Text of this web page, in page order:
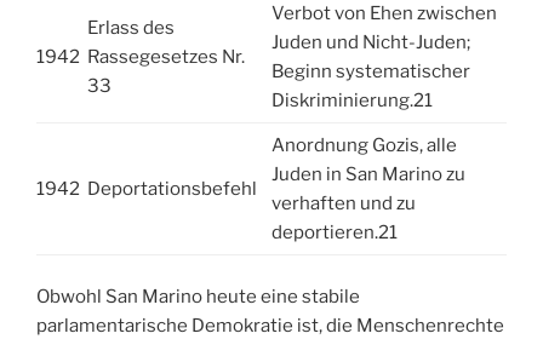
1942
Erlass des
Rassegesetzes Nr.
33
Verbot von Ehen zwischen
Juden und Nicht-Juden;
Beginn systematischer
Diskriminierung.21
1942 Deportationsbefehl
Anordnung Gozis, alle
Juden in San Marino zu
verhaften und zu
deportieren.21
Obwohl San Marino heute eine stabile
parlamentarische Demokratie ist, die Menschenrechte